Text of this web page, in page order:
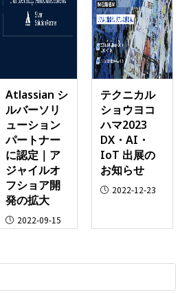
Atlassian シ
ルバーソリ
ューション
パートナー
に認定｜ア
ジャイルオ
フショア開
発の拡大
2022-09-15
テクニカル
ショウヨコ
ハマ2023
DX・AI・
IoT 出展の
お知らせ
2022-12-23